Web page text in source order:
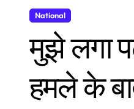
National
मुझे लगा
हमले के